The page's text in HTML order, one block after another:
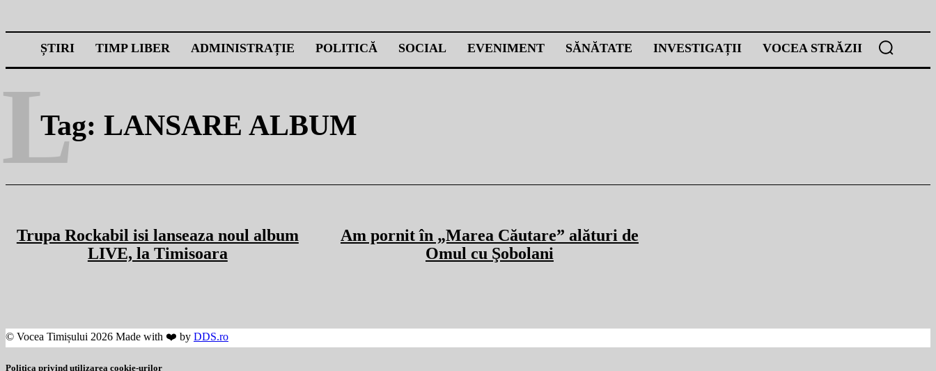
ȘTIRI TIMP LIBER ADMINISTRAȚIE POLITICĂ SOCIAL EVENIMENT SĂNĂTATE INVESTIGAȚII VOCEA STRĂZII
Tag: LANSARE ALBUM
L
Trupa Rockabil isi lanseaza noul album
LIVE, la Timisoara
Am pornit în „Marea Căutare” alături de
Omul cu Şobolani
© Vocea Timișului 2026 Made with ❤️ by DDS.ro
Politica privind utilizarea cookie-urilor